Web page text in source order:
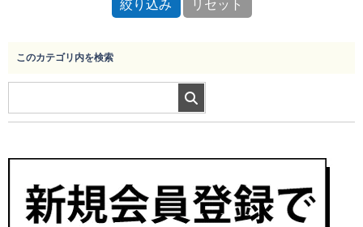
このカテゴリ内を検索